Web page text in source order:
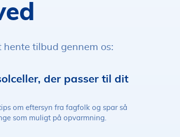
hente tilbud gennem os:
der passer til dit
om eftersyn fra fagfolk og spar så
som muligt på opvarmning.